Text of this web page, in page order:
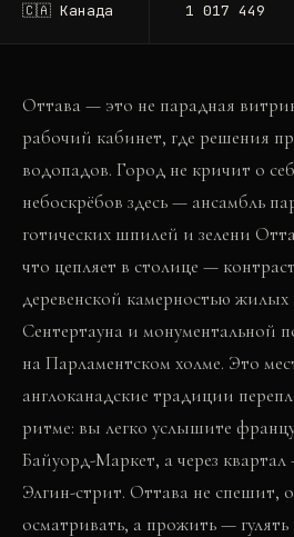
🇨🇦 Канада 1 017 449
Оттава — это не парадная
рабочий кабинет, где решения
водопадов. Город не кричит о
небоскрёбов здесь — ансамбль
готических шпилей и зелени
что цепляет в столице —
деревенской камерностью жилых
Сентертауна и монументальной
на Парламентском холме. Это
англоканадские традиции
ритме: вы легко услышите
Байуорд-Маркет, а через
Элгин-стрит. Оттава не спешит,
осматривать, а прожить —